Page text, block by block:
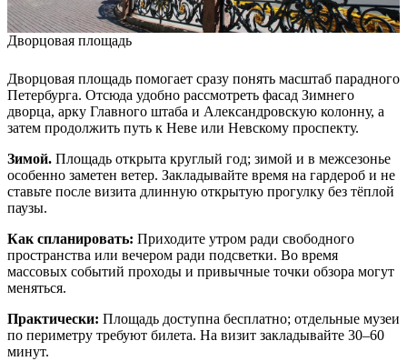
Дворцовая площадь
Дворцовая площадь помогает сразу понять масштаб парадного
Петербурга. Отсюда удобно рассмотреть фасад Зимнего
дворца, арку Главного штаба и Александровскую колонну, а
затем продолжить путь к Неве или Невскому проспекту.
Зимой. Площадь открыта круглый год; зимой и в межсезонье
особенно заметен ветер. Закладывайте время на гардероб и не
ставьте после визита длинную открытую прогулку без тёплой
паузы.
Как спланировать: Приходите утром ради свободного
пространства или вечером ради подсветки. Во время
массовых событий проходы и привычные точки обзора могут
меняться.
Практически: Площадь доступна бесплатно; отдельные музеи
по периметру требуют билета. На визит закладывайте 30–60
минут.